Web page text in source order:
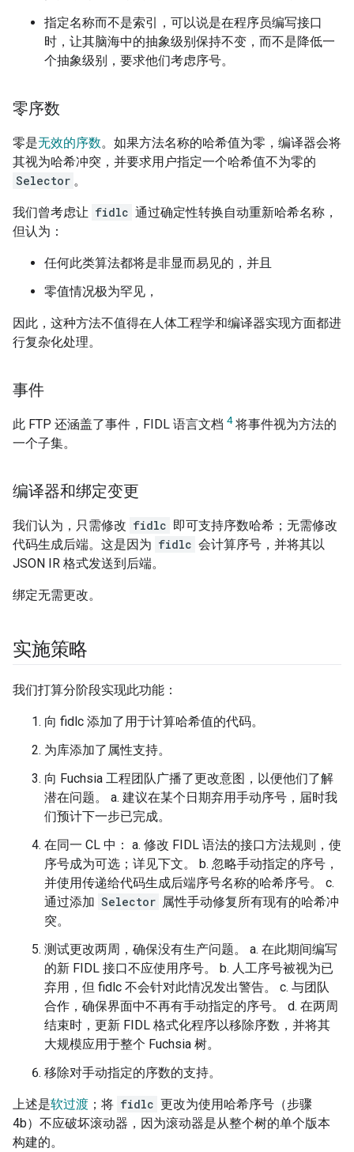
指定名称而不是索引，可以说是在程序员编写接口
时，让其脑海中的抽象级别保持不变，而不是降低一
个抽象级别，要求他们考虑序号。
零序数
零是无效的序数。如果方法名称的哈希值为零，编译器会将
其视为哈希冲突，并要求用户指定一个哈希值不为零的
Selector 。
我们曾考虑让 fidlc 通过确定性转换自动重新哈希名称，
但认为：
任何此类算法都将是非显而易见的，并且
零值情况极为罕见，
因此，这种方法不值得在人体工程学和编译器实现方面都进
行复杂化处理。
事件
此 FTP 还涵盖了事件，FIDL 语言文档 4将事件视为方法的
一个子集。
编译器和绑定变更
我们认为，只需修改 fidlc 即可支持序数哈希；无需修改
代码生成后端。这是因为 fidlc 会计算序号，并将其以
JSON IR 格式发送到后端。
绑定无需更改。
实施策略
我们打算分阶段实现此功能：
向 fidlc 添加了用于计算哈希值的代码。
为库添加了属性支持。
向 Fuchsia 工程团队广播了更改意图，以便他们了解
潜在问题。 a. 建议在某个日期弃用手动序号，届时我
们预计下一步已完成。
在同一 CL 中： a. 修改 FIDL 语法的接口方法规则，使
序号成为可选；详见下文。 b. 忽略手动指定的序号，
并使用传递给代码生成后端序号名称的哈希序号。 c.
通过添加 Selector 属性手动修复所有现有的哈希冲
突。
测试更改两周，确保没有生产问题。 a. 在此期间编写
的新 FIDL 接口不应使用序号。 b. 人工序号被视为已
弃用，但 fidlc 不会针对此情况发出警告。 c. 与团队
合作，确保界面中不再有手动指定的序号。 d. 在两周
结束时，更新 FIDL 格式化程序以移除序数，并将其
大规模应用于整个 Fuchsia 树。
移除对手动指定的序数的支持。
上述是软过渡 ；将 fidlc 更改为使用哈希序号（步骤
4b）不应破坏滚动器，因为滚动器是从整个树的单个版本
构建的。